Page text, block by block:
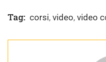
Tag: corsi, video, video